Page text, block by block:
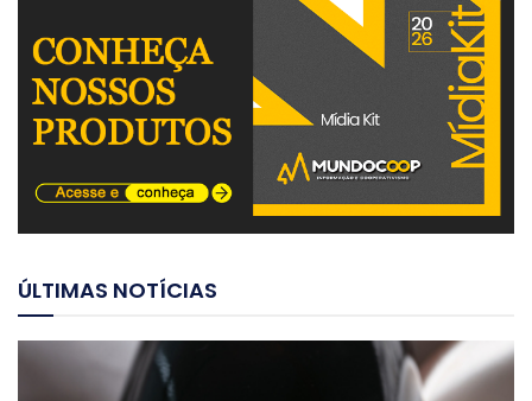
ÚLTIMAS NOTÍCIAS